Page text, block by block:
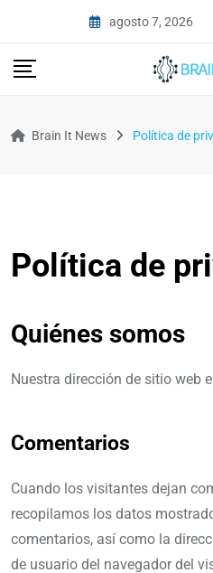
agosto 7, 2026
Brain It News Política de
Política de
Quiénes somos
Nuestra dirección de sitio web
Comentarios
Cuando los visitantes dejan
recopilamos los datos
comentarios, así como la
de usuario del navegador del